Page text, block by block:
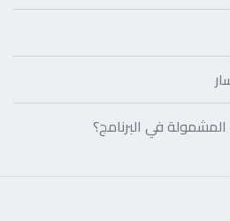
في البرنامج؟